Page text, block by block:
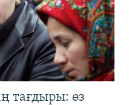
тағдыры: өз